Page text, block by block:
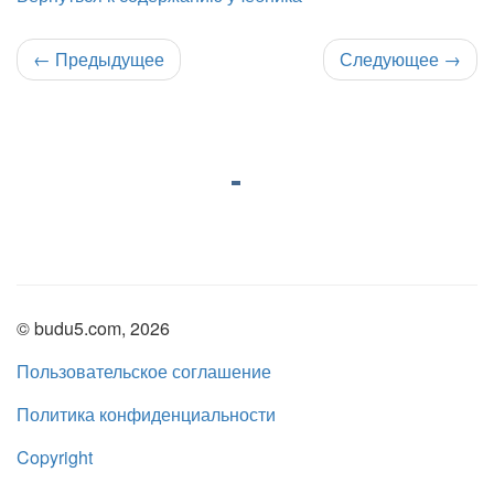
← Предыдущее Следующее →
© budu5.com, 2026
Пользовательское соглашение
Политика конфиденциальности
Copyright